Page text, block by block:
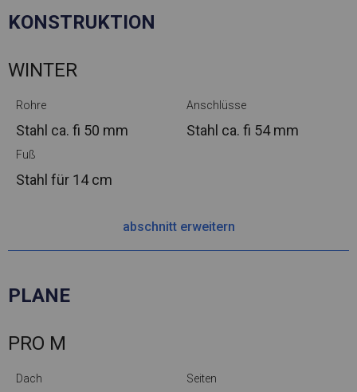
KONSTRUKTION
WINTER
Rohre
Stahl ca. fi 50 mm
Anschlüsse
Stahl ca. fi 54 mm
Fuß
Stahl für 14 cm
abschnitt erweitern
PLANE
PRO M
Dach Seiten